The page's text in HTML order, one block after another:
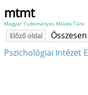
mtmt
Magyar Tudományos Művek Tára
Előző oldal
Pszichológiai Intézet